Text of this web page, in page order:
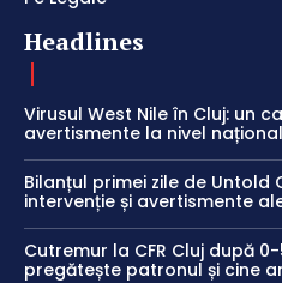
Headlines
Virusul West Nile în Cluj: un
avertismente la nivel național
Bilanțul primei zile de Untold
intervenție și avertismente
Cutremur la CFR Cluj după
pregătește patronul și cine